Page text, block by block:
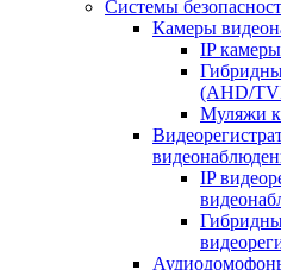
Системы
Камеры
IP
(AHD/
Муляжи
IP